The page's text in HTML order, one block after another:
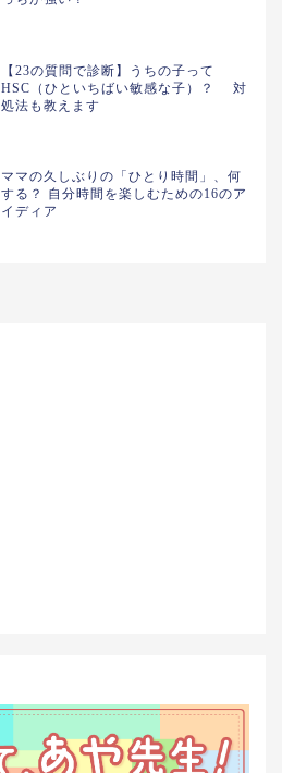
【23の質問で診断】うちの子って
HSC（ひといちばい敏感な子）？ 対
処法も教えます
ママの久しぶりの「ひとり時間」、何
する？ 自分時間を楽しむための16のア
イディア